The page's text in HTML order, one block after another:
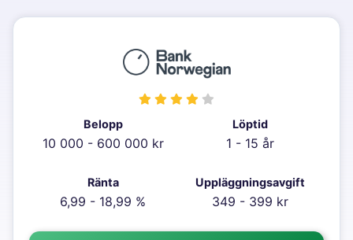
Belopp
10 000 - 600 000 kr
Löptid
1 - 15 år
Ränta
6,99 - 18,99 %
Uppläggningsavgift
349 - 399 kr